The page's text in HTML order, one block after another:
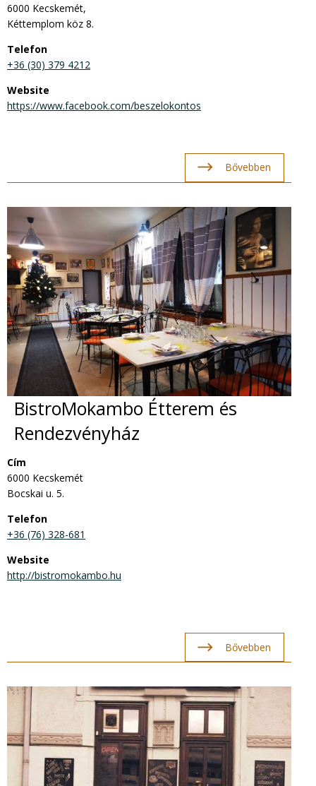
6000 Kecskemét,
Kéttemplom köz 8.
Telefon
+36 (30) 379 4212
Website
https://www.facebook.com/beszelokontos
Bővebben
BistroMokambo Étterem és
Rendezvényház
Cím
6000 Kecskemét
Bocskai u. 5.
Telefon
+36 (76) 328-681
Website
http://bistromokambo.hu
Bővebben